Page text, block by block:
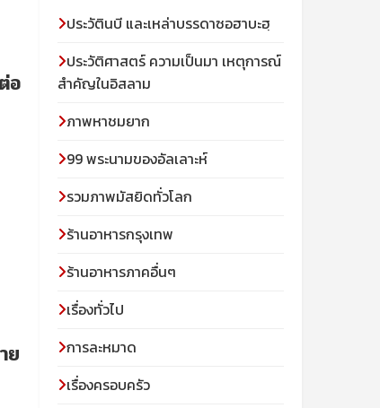
อ
ย
ประวัตินบี และเหล่าบรรดาซอฮาบะฮฺ
ประวัติศาสตร์ ความเป็นมา เหตุการณ์
สำคัญในอิสลาม
ภาพหาชมยาก
99 พระนามของอัลเลาะห์
รวมภาพมัสยิดทั่วโลก
ร้านอาหารกรุงเทพ
ร้านอาหารภาคอื่นๆ
เรื่องทั่วไป
การละหมาด
เรื่องครอบครัว